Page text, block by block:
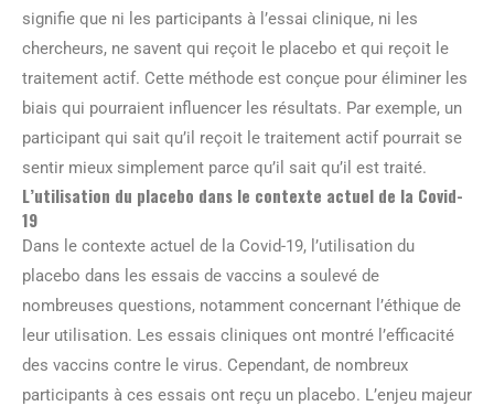
signifie que ni les participants à l’essai clinique, ni les
chercheurs, ne savent qui reçoit le placebo et qui reçoit le
traitement actif. Cette méthode est conçue pour éliminer les
biais qui pourraient influencer les résultats. Par exemple, un
participant qui sait qu’il reçoit le traitement actif pourrait se
sentir mieux simplement parce qu’il sait qu’il est traité.
L’utilisation du placebo dans le contexte actuel de la Covid-
19
Dans le contexte actuel de la Covid-19, l’utilisation du
placebo dans les essais de vaccins a soulevé de
nombreuses questions, notamment concernant l’éthique de
leur utilisation. Les essais cliniques ont montré l’efficacité
des vaccins contre le virus. Cependant, de nombreux
participants à ces essais ont reçu un placebo. L’enjeu majeur